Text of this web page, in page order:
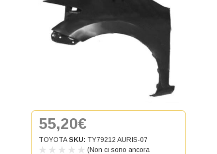
55,20€
TOYOTA SKU: TY79212 AURIS-07
(Non ci sono ancora